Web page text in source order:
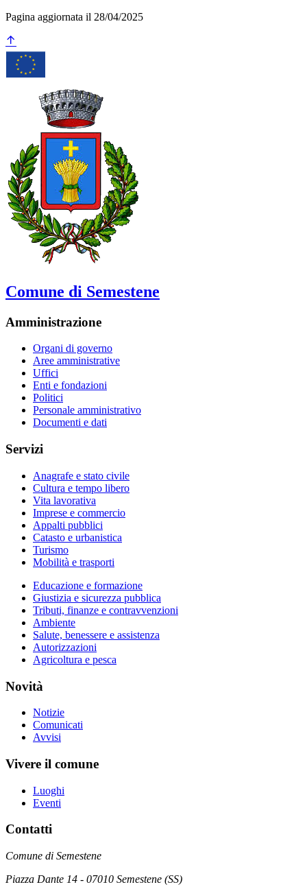
Pagina aggiornata il 28/04/2025
Comune di Semestene
Amministrazione
Organi di governo
Aree amministrative
Uffici
Enti e fondazioni
Politici
Personale amministrativo
Documenti e dati
Servizi
Anagrafe e stato civile
Cultura e tempo libero
Vita lavorativa
Imprese e commercio
Appalti pubblici
Catasto e urbanistica
Turismo
Mobilità e trasporti
Educazione e formazione
Giustizia e sicurezza pubblica
Tributi, finanze e contravvenzioni
Ambiente
Salute, benessere e assistenza
Autorizzazioni
Agricoltura e pesca
Novità
Notizie
Comunicati
Avvisi
Vivere il comune
Luoghi
Eventi
Contatti
Comune di Semestene
Piazza Dante 14 - 07010 Semestene (SS)